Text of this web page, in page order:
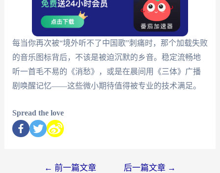
每当你再次被“境外听不了中国歌”刺痛时，那个加载失败
的音乐图标背后，不该是被迫沉默的乡音。稳定流畅地
听一首毛不易的《消愁》，或是在晨间用《三体》广播
剧唤醒记忆——这些微小期待值得被专业的技术满足。
Spread the love
← 前一篇文章 后一篇文章 →